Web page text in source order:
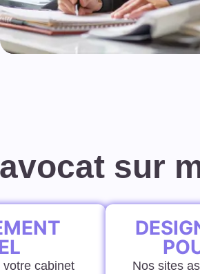
sur
cabinet
Nos sites